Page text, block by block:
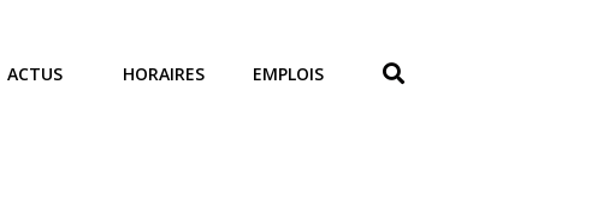
ACTUS HORAIRES EMPLOIS